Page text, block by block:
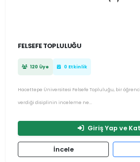
FELSEFE TOPLULUĞU
120 Üye 0 Etkinlik
Hacettepe Üniversitesi Felsefe Topluluğu, bir
verdiği disiplinin inceleme ne...
Giriş Yap ve
İncele